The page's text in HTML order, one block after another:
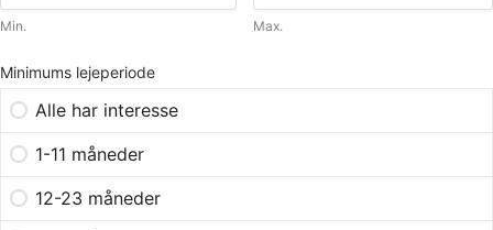
Min. Max.
Minimums lejeperiode
Alle har interesse
1-11 måneder
12-23 måneder